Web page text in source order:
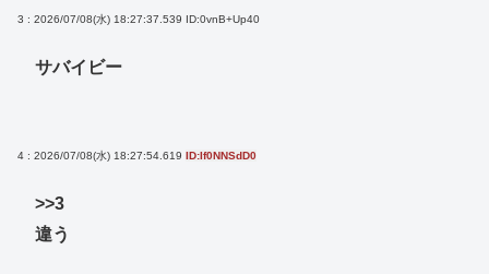
3 : 2026/07/08(水) 18:27:37.539 ID:0vnB+Up40
サバイビー
4 : 2026/07/08(水) 18:27:54.619 ID:If0NNSdD0
>>3
違う